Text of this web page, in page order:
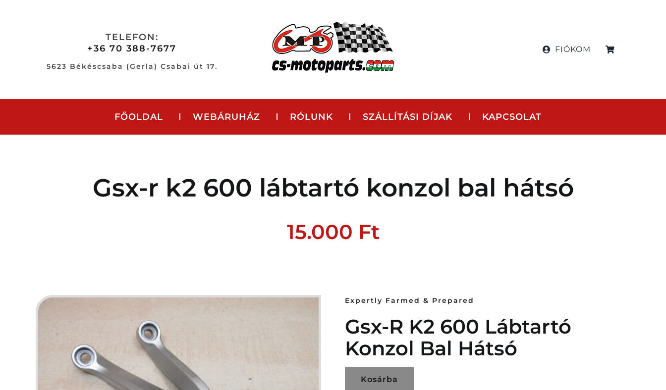
TELEFON:
+36 70 388-7677
5623 Békéscsaba (Gerla) Csabai út 17.
FIÓKOM
FŐOLDAL WEBÁRUHÁZ RÓLUNK SZÁLLÍTÁSI DÍJAK KAPCSOLAT
Gsx-r k2 600 lábtartó konzol bal hátsó
15.000 Ft
Expertly Farmed & Prepared
Gsx-R K2 600 Lábtartó
Konzol Bal Hátsó
Kosárba